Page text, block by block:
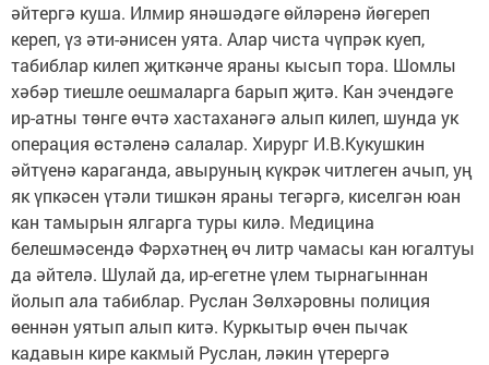
әйтергә куша. Илмир янәшәдәге өйләренә йөгереп
кереп, үз әти-әнисен уята. Алар чиста чүпрәк куеп,
табиблар килеп җиткәнче яраны кысып тора. Шомлы
хәбәр тиешле оешмаларга барып җитә. Кан эчендәге
ир-атны төнге өчтә хастаханәгә алып килеп, шунда ук
операция өстәленә салалар. Хирург И.В.Кукушкин
әйтүенә караганда, авыруның күкрәк читлеген ачып, уң
як үпкәсен үтәли тишкән яраны тегәргә, киселгән юан
кан тамырын ялгарга туры килә. Медицина
белешмәсендә Фәрхәтнең өч литр чамасы кан югалтуы
да әйтелә. Шулай да, ир-егетне үлем тырнагыннан
йолып ала табиблар. Руслан Зөлхәровны полиция
өеннән уятып алып китә. Куркытыр өчен пычак
кадавын кире какмый Руслан, ләкин үтерергә